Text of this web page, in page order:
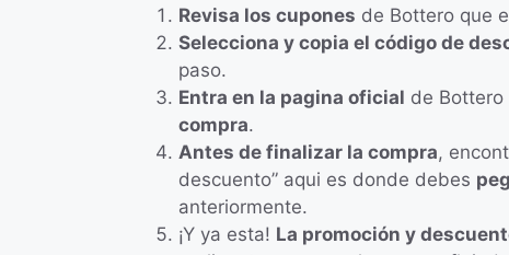
Revisa los cupones de Bottero que
Selecciona y copia el código de
paso.
Entra en la pagina oficial de Bottero
compra.
Antes de finalizar la compra,
descuento” aqui es donde debes
anteriormente.
¡Y ya esta! La promoción y